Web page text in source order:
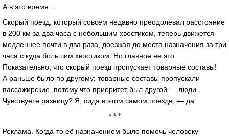
А в это время…
Скорый поезд, который совсем недавно преодолевал расстояние
в 200 км за два часа с небольшим хвостиком, теперь движется
медленнее почти в два раза, доезжая до места назначения за три
часа с куда большим хвостиком. Но главное не это.
Показательно, что скорый поезд пропускает товарные составы!
А раньше было по другому: товарные составы пропускали
пассажирские, потому что приоритет был другой — люди.
Чувствуете разницу? Я, сидя в этом самом поезде, — да.
* * *
Реклама. Когда-то её назначением было помочь человеку